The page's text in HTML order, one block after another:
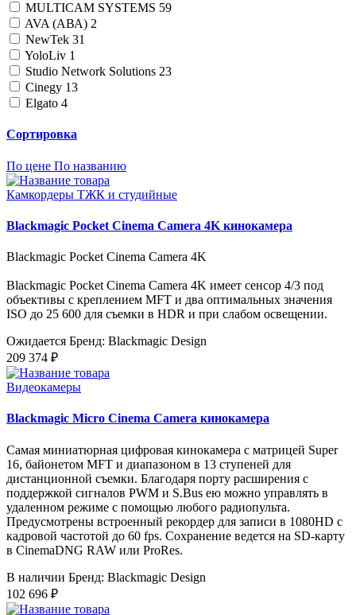
MULTICAM SYSTEMS 59
AVA (АВА) 2
NewTek 31
YoloLiv 1
Studio Network Solutions 23
Cinegy 13
Elgato 4
Сортировка
По цене По названию
Камкордеры ТЖК и студийные
Blackmagic Pocket Cinema Camera 4K кинокамера
Blackmagic Pocket Cinema Camera 4K
Blackmagic Pocket Cinema Camera 4K имеет сенсор 4/3 под
объективы с креплением MFT и два оптимальных значения
ISO до 25 600 для съемки в HDR и при слабом освещении.
Ожидается Бренд: Blackmagic Design
209 374 ₽
Видеокамеры
Blackmagic Micro Cinema Camera кинокамера
Самая миниатюрная цифровая кинокамера с матрицей Super
16, байонетом MFT и диапазоном в 13 ступеней для
дистанционной съемки. Благодаря порту расширения с
поддержкой сигналов PWM и S.Bus ею можно управлять в
удаленном режиме с помощью любого радиопульта.
Предусмотрены встроенный рекордер для записи в 1080HD с
кадровой частотой до 60 fps. Сохранение ведется на SD-карту
в CinemaDNG RAW или ProRes.
В наличии Бренд: Blackmagic Design
102 696 ₽